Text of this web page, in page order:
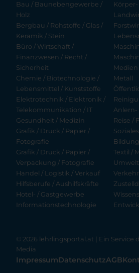
Bau / Baunebengewerbe /
Holz
Bergbau / Rohstoffe / Glas /
Keramik / Stein
Büro / Wirtschaft /
Finanzwesen / Recht /
Sicherheit
Chemie / Biotechnologie /
Lebensmittel / Kunststoffe
Elektrotechnik / Elektronik /
Telekommunikation / IT
Gesundheit / Medizin
Grafik / Druck / Papier /
Fotografie
Grafik / Druck / Papier /
Verpackung / Fotografie
Handel / Logistik / Verkauf
Hilfsberufe / Aushilfskräfte
Hotel- / Gastgewerbe
Informationstechnologie
Metall
Anlern-
Reise /
Bildung
Textil /
Umwelt
© 2026 lehrlingsportal.at | Ein Service
Media
ImpressumDatenschutzAGB